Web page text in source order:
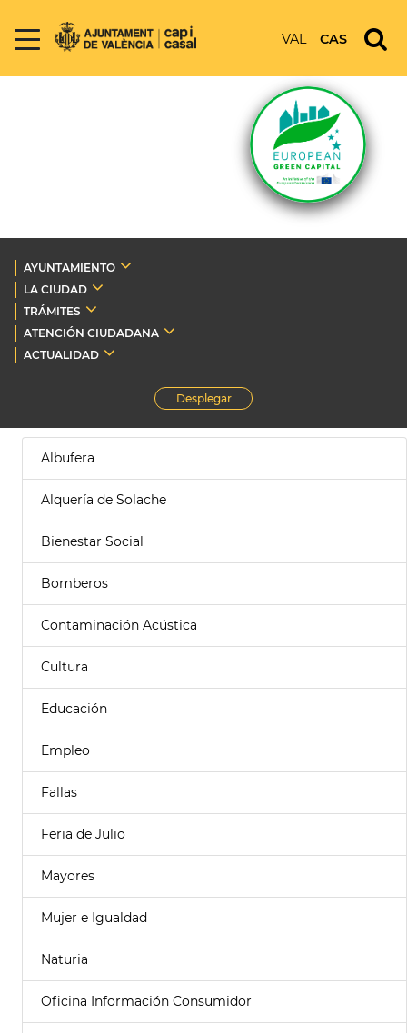
VAL CAS
AYUNTAMIENTO
LA CIUDAD
TRÁMITES
ATENCIÓN CIUDADANA
ACTUALIDAD
Desplegar
Albufera
Alquería de Solache
Bienestar Social
Bomberos
Contaminación Acústica
Cultura
Educación
Empleo
Fallas
Feria de Julio
Mayores
Mujer e Igualdad
Naturia
Oficina Información Consumidor